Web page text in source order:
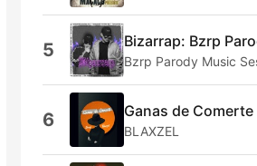
5 Bizarrap: Bzrp
Bzrp Parody Music
6 Ganas de Comerte
BLAXZEL